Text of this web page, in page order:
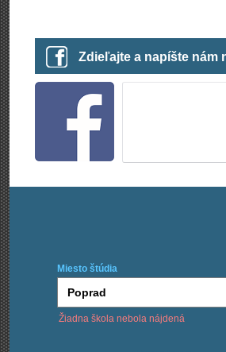
Zdieľajte a napíšte nám
Miesto štúdia
Žiadna škola nebola nájdená